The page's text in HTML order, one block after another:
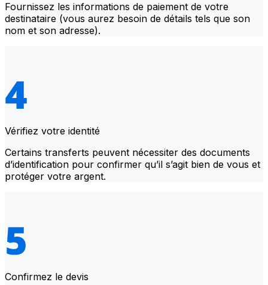
Fournissez les informations de paiement de votre
destinataire (vous aurez besoin de détails tels que son
nom et son adresse).
Vérifiez votre identité
Certains transferts peuvent nécessiter des documents
d’identification pour confirmer qu’il s’agit bien de vous et
protéger votre argent.
Confirmez le devis